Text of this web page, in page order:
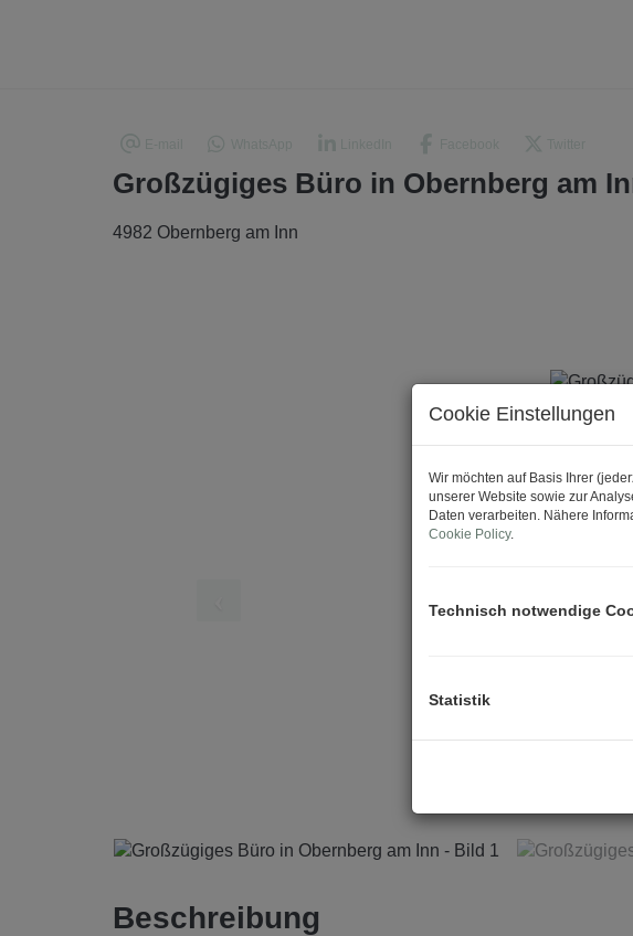
Großzügiges Büro in Obernberg am
4982 Obernberg am Inn
Beschreibung
Cookie Einstellungen
Wir möchten auf Basis Ihrer
unserer Website sowie zur
Daten verarbeiten. Nähere
Cookie Policy.
Technisch notwendige
Statistik